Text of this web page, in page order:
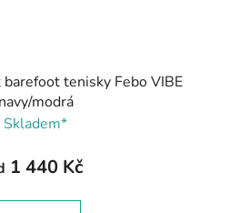
tenisky Febo VIBE
navy/modrá
Skladem*
1 440 Kč